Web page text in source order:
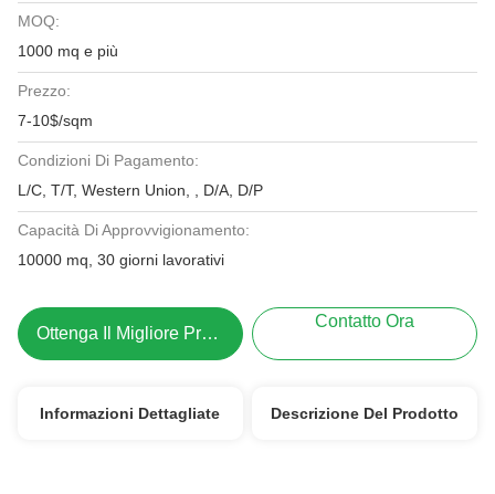
MOQ:
1000 mq e più
Prezzo:
7-10$/sqm
Condizioni Di Pagamento:
L/C, T/T, Western Union, , D/A, D/P
Capacità Di Approvvigionamento:
10000 mq, 30 giorni lavorativi
Ottenga Il Migliore Prezzo
Contatto Ora
Informazioni Dettagliate Descrizione Del Prodotto